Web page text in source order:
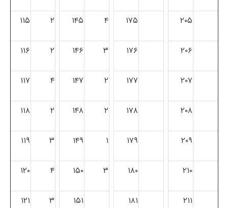
۲۰۵ ۱۷۵ ۴ ۱۴۵ ۲ ۱۱۵
۲۰۶ ۱۷۶ ۳ ۱۴۶ ۲ ۱۱۶
۲۰۷ ۱۷۷ ۲ ۱۴۷ ۴ ۱۱۷
۲۰۸ ۱۷۸ ۲ ۱۴۸ ۲ ۱۱۸
۲۰۹ ۱۷۹ ۱ ۱۴۹ ۳ ۱۱۹
۲۱۰ ۱۸۰ ۳ ۱۵۰ ۴ ۱۲۰
۲۱۱ ۱۸۱ ۱۵۱ ۳ ۱۲۱